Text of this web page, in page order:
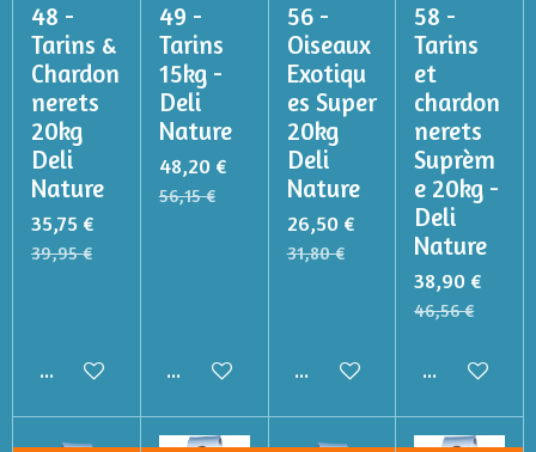
48 -
Tarins &
Chardon
nerets
20kg
Deli
Nature
35,75 €
39,95 €
Ajouter au panier
49 -
Tarins
15kg -
Deli
Nature
48,20 €
56,15 €
Ajouter au panier
56 -
Oiseaux
Exotiqu
es Super
20kg
Deli
Nature
26,50 €
31,80 €
Ajouter au panier
58 -
Tarins
et
chardon
nerets
Suprèm
e 20kg -
Deli
Nature
38,90 €
46,56 €
Ajouter au